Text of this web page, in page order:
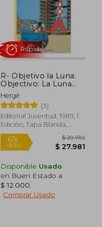
7%
dcto.
Rápido
R- Objetivo la Luna:
Objectivo: La Luna
(Las Aventuras de
Tintin Rustica)
Hergé
(3)
Editorial Juventud, 1989, 1
Edición, Tapa Blanda,
Nuevo
Disponible Usado
en Buen Estado a
$ 12.000
Comprar Usado